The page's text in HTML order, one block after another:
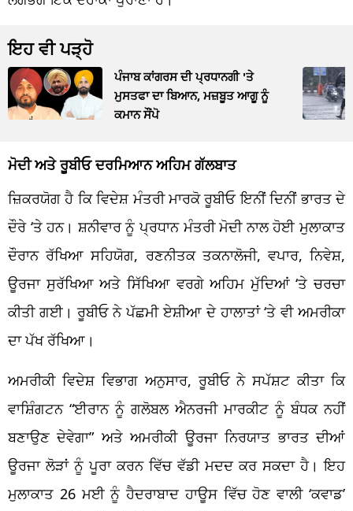
ਇਹ ਵੀ ਪੜ੍ਹੋ
ਪੰਜਾਬ ਕਾਂਗਰਸ ਦੀ ਪ੍ਰਧਾਨਗੀ 'ਤੇ
ਮੁਸਤਫਾ ਦਾ ਬਿਆਨ, ਮਜ਼ਬੂਤ ਆਗੂ ਨੂੰ
ਕਮਾਨ ਸੌਂਪੋ
ਮੋਦੀ ਅਤੇ ਰੂਬੀਓ ਦਰਮਿਆਨ ਅਹਿਮ ਗੱਲਬਾਤ
ਜ਼ਿਕਰਯੋਗ ਹੈ ਕਿ ਵਿਦੇਸ਼ ਮੰਤਰੀ ਮਾਰਕੋ ਰੂਬੀਓ ਇਨੀਂ ਦਿਨੀਂ ਭਾਰਤ ਦੇ
ਦੌਰੇ ‘ਤੇ ਹਨ। ਸ਼ਨੀਵਾਰ ਨੂੰ ਪ੍ਰਧਾਨ ਮੰਤਰੀ ਮੋਦੀ ਨਾਲ ਹੋਈ ਮੁਲਾਕਾਤ
ਦੌਰਾਨ ਰੱਖਿਆ ਸਹਿਯੋਗ, ਰਣਨੀਤਕ ਤਕਨਾਲੋਜੀ, ਵਪਾਰ, ਨਿਵੇਸ਼,
ਊਰਜਾ ਸੁਰੱਖਿਆ ਅਤੇ ਸਿੱਖਿਆ ਵਰਗੇ ਅਹਿਮ ਮੁੱਦਿਆਂ ‘ਤੇ ਚਰਚਾ
ਕੀਤੀ ਗਈ। ਰੂਬੀਓ ਨੇ ਪੱਛਮੀ ਏਸ਼ੀਆ ਦੇ ਹਾਲਾਤਾਂ ‘ਤੇ ਵੀ ਅਮਰੀਕਾ
ਦਾ ਪੱਖ ਰੱਖਿਆ।
ਅਮਰੀਕੀ ਵਿਦੇਸ਼ ਵਿਭਾਗ ਅਨੁਸਾਰ, ਰੂਬੀਓ ਨੇ ਸਪੱਸ਼ਟ ਕੀਤਾ ਕਿ
ਵਾਸ਼ਿੰਗਟਨ “ਈਰਾਨ ਨੂੰ ਗਲੋਬਲ ਐਨਰਜੀ ਮਾਰਕੀਟ ਨੂੰ ਬੰਧਕ ਨਹੀਂ
ਬਣਾਉਣ ਦੇਵੇਗਾ” ਅਤੇ ਅਮਰੀਕੀ ਊਰਜਾ ਨਿਰਯਾਤ ਭਾਰਤ ਦੀਆਂ
ਊਰਜਾ ਲੋੜਾਂ ਨੂੰ ਪੂਰਾ ਕਰਨ ਵਿੱਚ ਵੱਡੀ ਮਦਦ ਕਰ ਸਕਦਾ ਹੈ। ਇਹ
ਮੁਲਾਕਾਤ 26 ਮਈ ਨੂੰ ਹੈਦਰਾਬਾਦ ਹਾਊਸ ਵਿੱਚ ਹੋਣ ਵਾਲੀ ‘ਕਵਾਡ’